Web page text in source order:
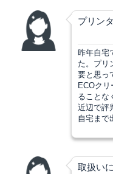
プリン
昨年自宅
た。プリ
要と思っ
ECOク
ることな
近辺で評
自宅まで
取扱い